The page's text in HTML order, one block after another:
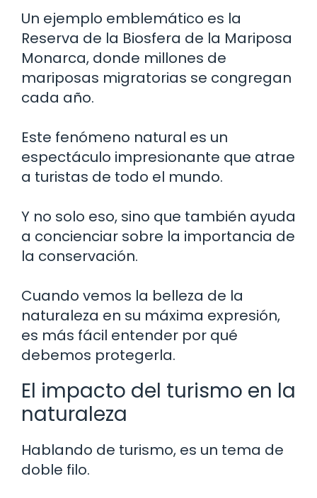
Un ejemplo emblemático es la
Reserva de la Biosfera de la Mariposa
Monarca, donde millones de
mariposas migratorias se congregan
cada año.
Este fenómeno natural es un
espectáculo impresionante que atrae
a turistas de todo el mundo.
Y no solo eso, sino que también ayuda
a concienciar sobre la importancia de
la conservación.
Cuando vemos la belleza de la
naturaleza en su máxima expresión,
es más fácil entender por qué
debemos protegerla.
El impacto del turismo en la
naturaleza
Hablando de turismo, es un tema de
doble filo.